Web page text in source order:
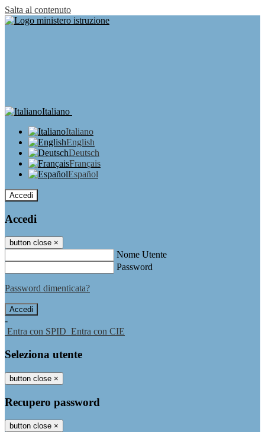
Salta al contenuto
Italiano
Italiano
English
Deutsch
Français
Español
Accedi
Accedi
button close ×
Nome Utente
Password
Password dimenticata?
-
Entra con SPID Entra con CIE
Seleziona utente
button close ×
Recupero password
button close ×